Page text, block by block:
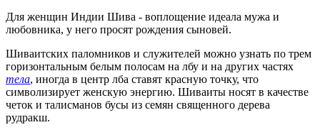
Для женщин Индии Шива - воплощение идеала мужа и
любовника, у него просят рождения сыновей.
Шиваитских паломников и служителей можно узнать по трем
горизонтальным белым полосам на лбу и на других частях
тела, иногда в центр лба ставят красную точку, что
символизирует женскую энергию. Шиваиты носят в качестве
четок и талисманов бусы из семян священного дерева
рудракш.